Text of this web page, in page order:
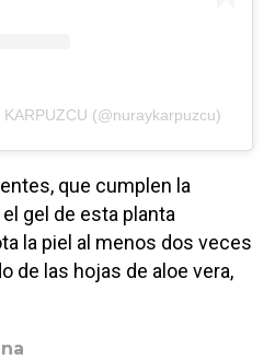
(@nuraykarpuzcu)
que cumplen la
gel de esta planta
la piel al menos dos veces
de las hojas de aloe vera,